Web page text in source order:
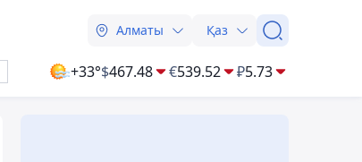
Алматы Қаз
+33°$467.48 €539.52 ₽5.73